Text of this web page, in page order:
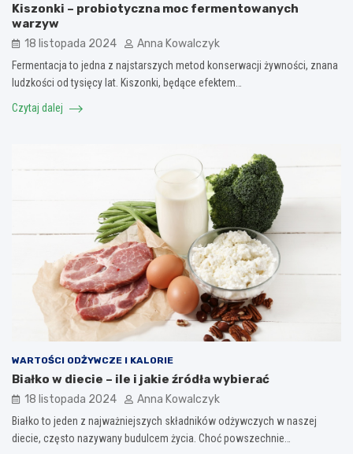
Kiszonki – probiotyczna moc fermentowanych
warzyw
18 listopada 2024 Anna Kowalczyk
Fermentacja to jedna z najstarszych metod konserwacji żywności, znana
ludzkości od tysięcy lat. Kiszonki, będące efektem…
Czytaj dalej
WARTOŚCI ODŻYWCZE I KALORIE
Białko w diecie – ile i jakie źródła wybierać
18 listopada 2024 Anna Kowalczyk
Białko to jeden z najważniejszych składników odżywczych w naszej
diecie, często nazywany budulcem życia. Choć powszechnie…